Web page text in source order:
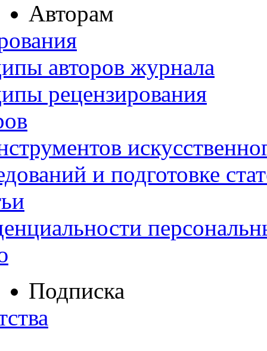
Авторам
авторов журнала
рецензирования
и подготовке
Подписка